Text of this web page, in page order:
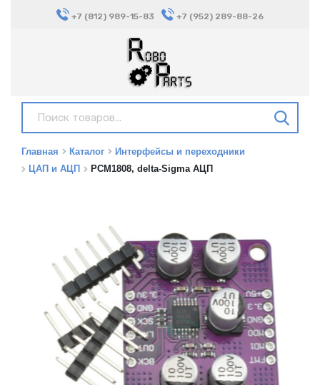
+7 (812) 989-15-83 +7 (952) 289-88-26
Главная Каталог
Интерфейсы и переходники
ЦАП и АЦП
PCM1808, delta-Sigma АЦП